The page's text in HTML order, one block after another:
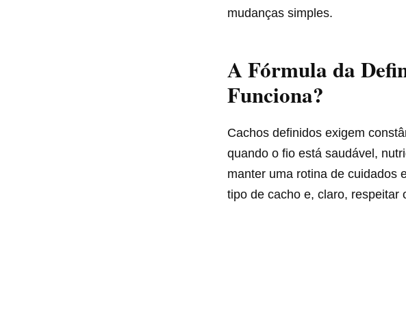
mudanças simples.
A Fórmula da
Funciona?
Cachos definidos exigem
quando o fio está saudável,
manter uma rotina de cuidados
tipo de cacho e, claro, respeitar